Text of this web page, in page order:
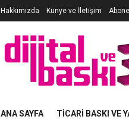
Hakkımızda Künye ve İletişim
ANA SAYFA TICARI BASKI VE